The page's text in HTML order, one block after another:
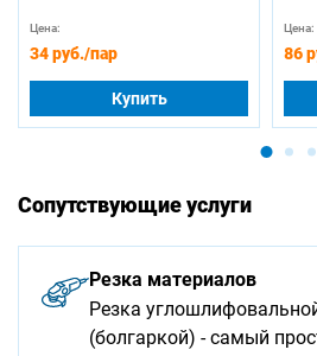
Цена:
34 руб./пар
Купить
Цена:
86
Сопутствующие услуги
Резка материалов
Резка
(болгаркой) - самый